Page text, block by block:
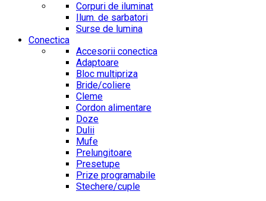
Corpuri de iluminat
Ilum. de sarbatori
Surse de lumina
Conectica
Accesorii conectica
Adaptoare
Bloc multipriza
Bride/coliere
Cleme
Cordon alimentare
Doze
Dulii
Mufe
Prelungitoare
Presetupe
Prize programabile
Stechere/cuple